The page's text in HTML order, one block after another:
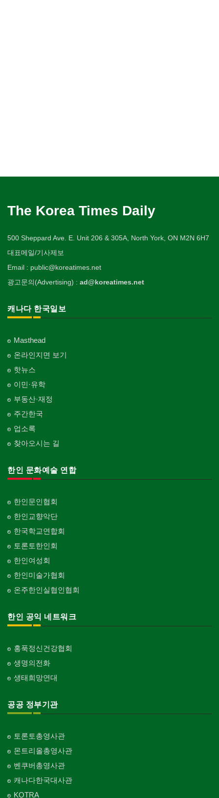
The Korea Times Daily
500 Sheppard Ave. E. Unit 206 & 305A, North York, ON M2N 6H7
대표메일/기사제보
Email : public@koreatimes.net
광고문의(Advertising) : ad@koreatimes.net
캐나다 한국일보
Masthead
온라인지면 보기
핫뉴스
이민·유학
부동산·재정
주간한국
업소록
찾아오시는 길
한인 문화예술 연합
한인문인협회
한인교향악단
한국학교연합회
토론토한인회
한인여성회
한인미술가협회
온주한인실협인협회
한인 공익 네트워크
홍푹정신건강협회
생명의전화
생태희망연대
공공 정부기관
토론토총영사관
몬트리올총영사관
벤쿠버총영사관
캐나다한국대사관
KOTRA